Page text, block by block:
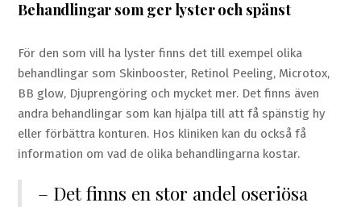
Behandlingar som ger lyster och spänst
För den som vill ha lyster finns det till exempel olika
behandlingar som Skinbooster, Retinol Peeling, Microtox,
BB glow, Djuprengöring och mycket mer. Det finns även
andra behandlingar som kan hjälpa till att få spänstig hy
eller förbättra konturen. Hos kliniken kan du också få
information om vad de olika behandlingarna kostar.
– Det finns en stor andel oseriösa